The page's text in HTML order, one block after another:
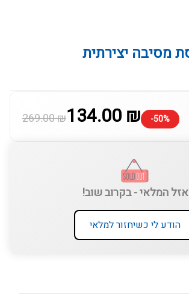
269.00 ₪134.00 ₪ -50%
אזל המלאי - בקרוב שוב!
הודע לי כשיחזור למלאי